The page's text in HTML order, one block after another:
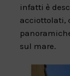
infatti è
acciottolati,
sul mare.